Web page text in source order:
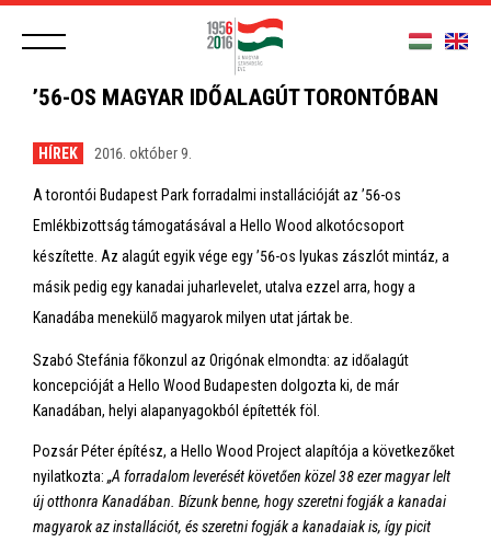
’56-OS MAGYAR IDŐALAGÚT TORONTÓBAN
HÍREK 2016. október 9.
A torontói Budapest Park forradalmi installációját az ’56-os
Emlékbizottság támogatásával a Hello Wood alkotócsoport
készítette. Az alagút egyik vége egy ’56-os lyukas zászlót mintáz, a
másik pedig egy kanadai juharlevelet, utalva ezzel arra, hogy a
Kanadába menekülő magyarok milyen utat jártak be.
Szabó Stefánia főkonzul az Origónak elmondta: az időalagút
koncepcióját a Hello Wood Budapesten dolgozta ki, de már
Kanadában, helyi alapanyagokból építették föl.
Pozsár Péter építész, a Hello Wood Project alapítója a következőket
nyilatkozta: „A forradalom leverését követően közel 38 ezer magyar lelt
új otthonra Kanadában. Bízunk benne, hogy szeretni fogják a kanadai
magyarok az installációt, és szeretni fogják a kanadaiak is, így picit